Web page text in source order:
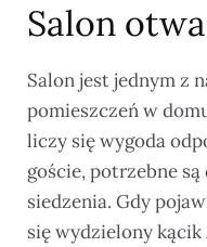
Salon
Salon jest jednym z
pomieszczeń w
liczy się wygoda
goście, potrzebne
siedzenia. Gdy
się wydzielony